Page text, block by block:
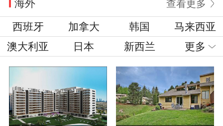
海外 查看更多
西班牙 加拿大 韩国
马来西亚
澳大利亚
日本 新西兰 更多